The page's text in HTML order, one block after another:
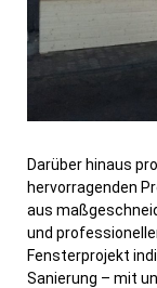
Darüber hinaus
hervorragenden
aus
und
Fensterprojekt
Sanierung – mit